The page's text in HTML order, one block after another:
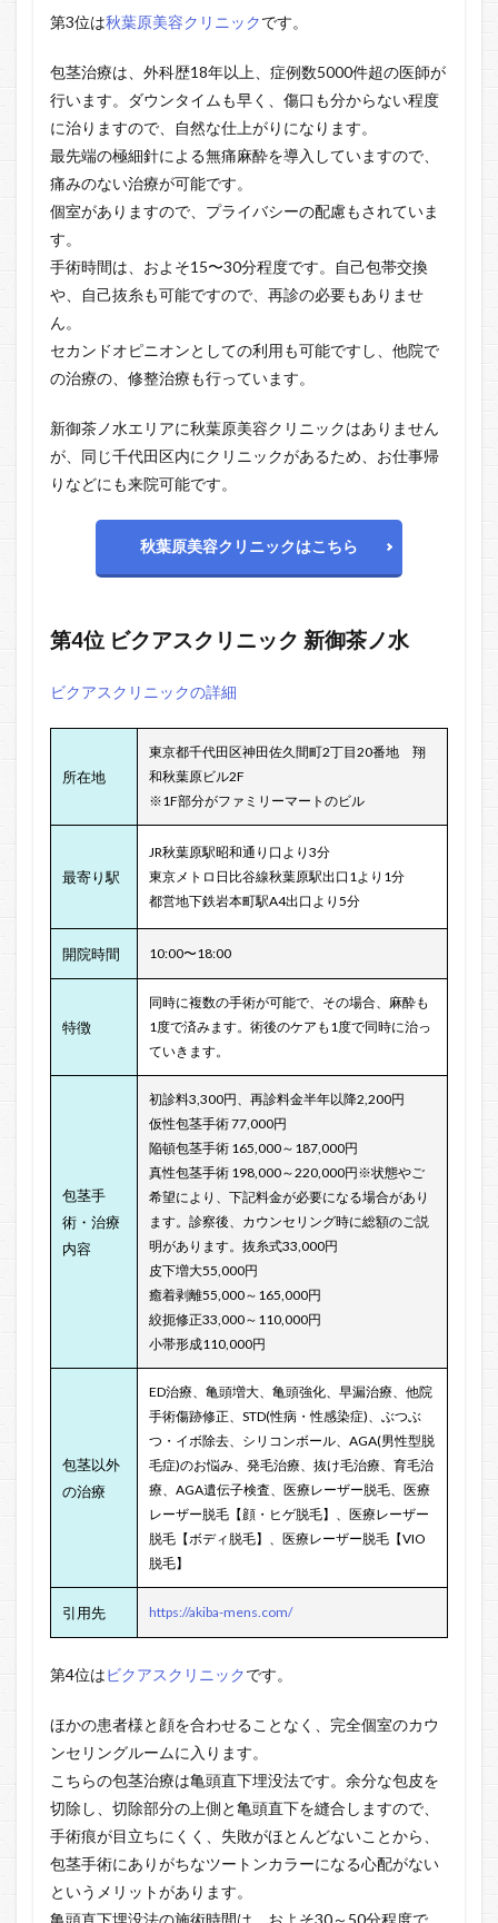
第3位は秋葉原美容クリニックです。
包茎治療は、外科歴18年以上、症例数5000件超の医師が
行います。ダウンタイムも早く、傷口も分からない程度
に治りますので、自然な仕上がりになります。
最先端の極細針による無痛麻酔を導入していますので、
痛みのない治療が可能です。
個室がありますので、プライバシーの配慮もされていま
す。
手術時間は、およそ15〜30分程度です。自己包帯交換
や、自己抜糸も可能ですので、再診の必要もありませ
ん。
セカンドオピニオンとしての利用も可能ですし、他院で
の治療の、修整治療も行っています。
新御茶ノ水エリアに秋葉原美容クリニックはありません
が、同じ千代田区内にクリニックがあるため、お仕事帰
りなどにも来院可能です。
秋葉原美容クリニックはこちら
第4位 ビクアスクリニック 新御茶ノ水
ビクアスクリニックの詳細
所在地
東京都千代田区神田佐久間町2丁目20番地 翔
和秋葉原ビル2F
※1F部分がファミリーマートのビル
最寄り駅
JR秋葉原駅昭和通り口より3分
東京メトロ日比谷線秋葉原駅出口1より1分
都営地下鉄岩本町駅A4出口より5分
開院時間 10:00〜18:00
特徴
同時に複数の手術が可能で、その場合、麻酔も
1度で済みます。術後のケアも1度で同時に治っ
ていきます。
包茎手
術・治療
内容
初診料3,300円、再診料金半年以降2,200円
仮性包茎手術 77,000円
陥頓包茎手術 165,000～187,000円
真性包茎手術 198,000～220,000円※状態やご
希望により、下記料金が必要になる場合があり
ます。診察後、カウンセリング時に総額のご説
明があります。抜糸式33,000円
皮下増大55,000円
癒着剥離55,000～165,000円
絞扼修正33,000～110,000円
小帯形成110,000円
包茎以外
の治療
ED治療、亀頭増大、亀頭強化、早漏治療、他院
手術傷跡修正、STD(性病・性感染症)、ぶつぶ
つ・イボ除去、シリコンボール、AGA(男性型脱
毛症)のお悩み、発毛治療、抜け毛治療、育毛治
療、AGA遺伝子検査、医療レーザー脱毛、医療
レーザー脱毛【顔・ヒゲ脱毛】、医療レーザー
脱毛【ボディ脱毛】、医療レーザー脱毛【VIO
脱毛】
引用先 https://akiba-mens.com/
第4位はビクアスクリニックです。
ほかの患者様と顔を合わせることなく、完全個室のカウ
ンセリングルームに入ります。
こちらの包茎治療は亀頭直下埋没法です。余分な包皮を
切除し、切除部分の上側と亀頭直下を縫合しますので、
手術痕が目立ちにくく、失敗がほとんどないことから、
包茎手術にありがちなツートンカラーになる心配がない
というメリットがあります。